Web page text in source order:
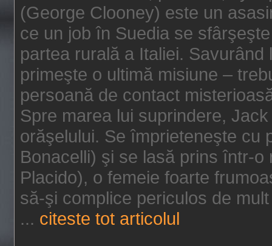
(George Clooney) este un
ce un job în Suedia se
partea rurală a Italiei.
primeşte o ultimă misiune –
persoană de contact
Spre marea lui suprindere,
orăşelului. Se împrieteneşte cu
Bonacelli) şi se lasă prins într-
Placido), o femeie foarte
să-şi complice periculos de
... citeste tot articolul